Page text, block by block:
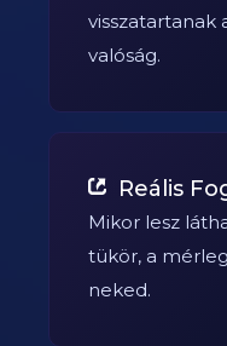
visszatartanak
valóság.
Reális
Mikor lesz
tükör, a
neked.